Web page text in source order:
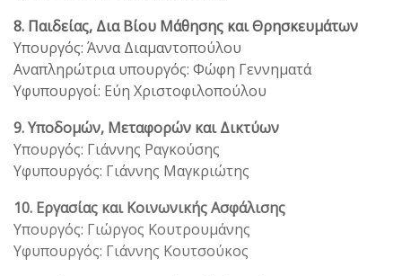
8. Παιδείας, Δια Βίου Μάθησης και Θρησκευμάτων
Υπουργός: Άννα Διαμαντοπούλου
Αναπληρώτρια υπουργός: Φώφη Γεννηματά
Υφυπουργοί: Εύη Χριστοφιλοπούλου
9. Υποδομών, Μεταφορών και Δικτύων
Υπουργός: Γιάννης Ραγκούσης
Υφυπουργός: Γιάννης Μαγκριώτης
10. Εργασίας και Κοινωνικής Ασφάλισης
Υπουργός: Γιώργος Κουτρουμάνης
Υφυπουργός: Γιάννης Κουτσούκος